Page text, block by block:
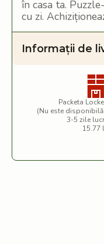
în casa ta.
cu zi.
Informații de
Packeta
(Nu este
3-5 zile
15.77